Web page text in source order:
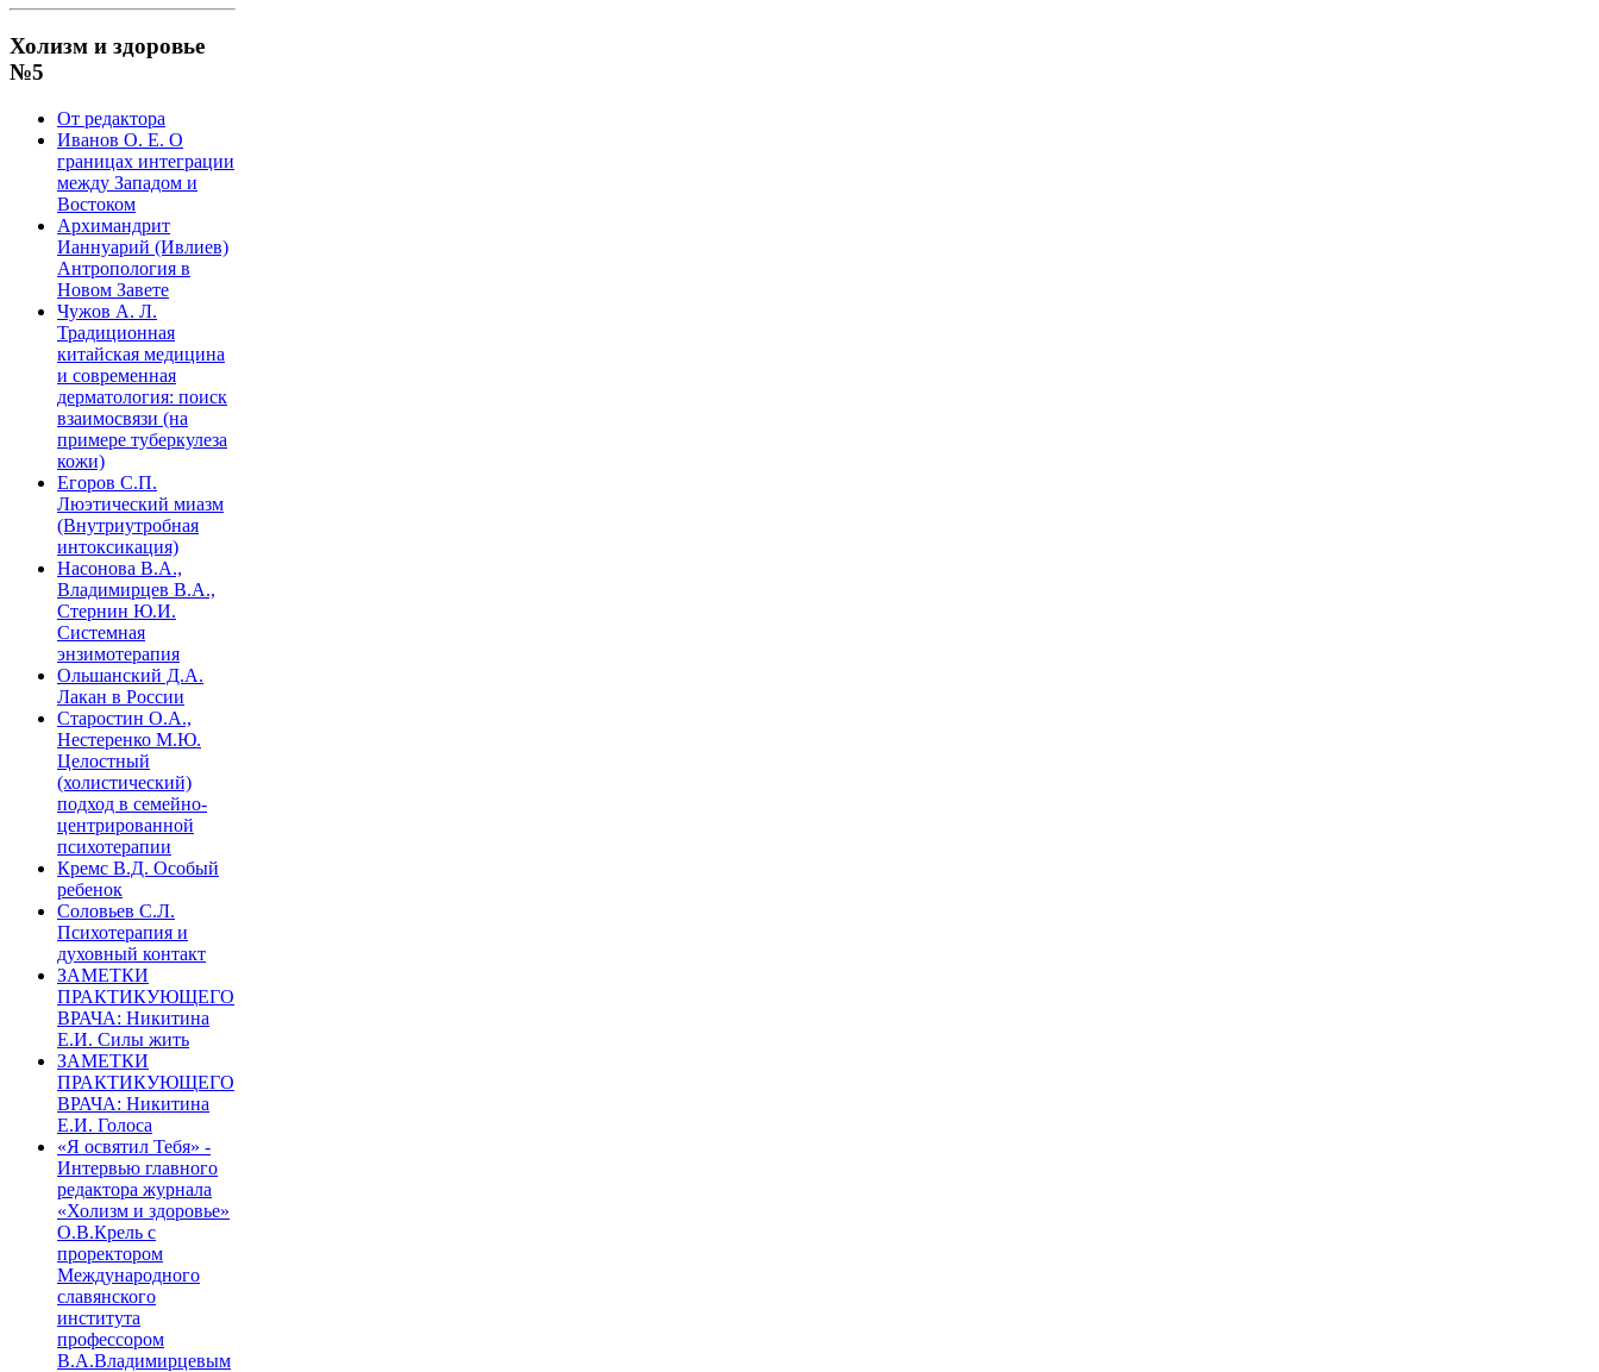
Холизм и здоровье
№5
От редактора
Иванов О. Е. О
границах интеграции
между Западом и
Востоком
Архимандрит
Ианнуарий (Ивлиев)
Антропология в
Новом Завете
Чужов А. Л.
Традиционная
китайская медицина
и современная
дерматология: поиск
взаимосвязи (на
примере туберкулеза
кожи)
Егоров С.П.
Люэтический миазм
(Внутриутробная
интоксикация)
Насонова В.А.,
Владимирцев В.А.,
Стернин Ю.И.
Системная
энзимотерапия
Ольшанский Д.А.
Лакан в России
Старостин О.А.,
Нестеренко М.Ю.
Целостный
(холистический)
подход в семейно-
центрированной
психотерапии
Кремс В.Д. Особый
ребенок
Соловьев С.Л.
Психотерапия и
духовный контакт
ЗАМЕТКИ
ПРАКТИКУЮЩЕГО
ВРАЧА: Никитина
Е.И. Силы жить
ЗАМЕТКИ
ПРАКТИКУЮЩЕГО
ВРАЧА: Никитина
Е.И. Голоса
«Я освятил Тебя» -
Интервью главного
редактора журнала
«Холизм и здоровье»
О.В.Крель с
проректором
Международного
славянского
института
профессором
В.А.Владимирцевым